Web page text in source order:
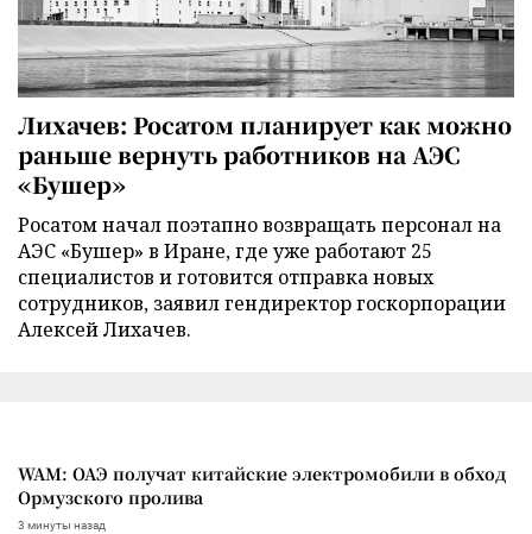
Лихачев: Росатом планирует как можно
раньше вернуть работников на АЭС
«Бушер»
Росатом начал поэтапно возвращать персонал на
АЭС «Бушер» в Иране, где уже работают 25
специалистов и готовится отправка новых
сотрудников, заявил гендиректор госкорпорации
Алексей Лихачев.
WAM: ОАЭ получат китайские электромобили в обход
Ормузского пролива
3 минуты назад